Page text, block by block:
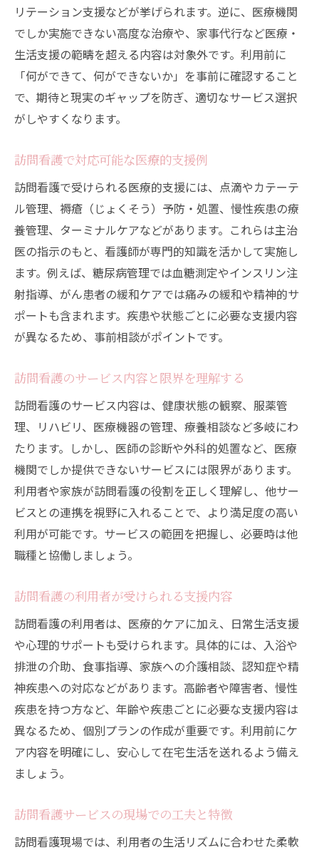
リテーション支援などが挙げられます。逆に、医療機関
でしか実施できない高度な治療や、家事代行など医療・
生活支援の範疇を超える内容は対象外です。利用前に
「何ができて、何ができないか」を事前に確認すること
で、期待と現実のギャップを防ぎ、適切なサービス選択
がしやすくなります。
訪問看護で対応可能な医療的支援例
訪問看護で受けられる医療的支援には、点滴やカテーテ
ル管理、褥瘡（じょくそう）予防・処置、慢性疾患の療
養管理、ターミナルケアなどがあります。これらは主治
医の指示のもと、看護師が専門的知識を活かして実施し
ます。例えば、糖尿病管理では血糖測定やインスリン注
射指導、がん患者の緩和ケアでは痛みの緩和や精神的サ
ポートも含まれます。疾患や状態ごとに必要な支援内容
が異なるため、事前相談がポイントです。
訪問看護のサービス内容と限界を理解する
訪問看護のサービス内容は、健康状態の観察、服薬管
理、リハビリ、医療機器の管理、療養相談など多岐にわ
たります。しかし、医師の診断や外科的処置など、医療
機関でしか提供できないサービスには限界があります。
利用者や家族が訪問看護の役割を正しく理解し、他サー
ビスとの連携を視野に入れることで、より満足度の高い
利用が可能です。サービスの範囲を把握し、必要時は他
職種と協働しましょう。
訪問看護の利用者が受けられる支援内容
訪問看護の利用者は、医療的ケアに加え、日常生活支援
や心理的サポートも受けられます。具体的には、入浴や
排泄の介助、食事指導、家族への介護相談、認知症や精
神疾患への対応などがあります。高齢者や障害者、慢性
疾患を持つ方など、年齢や疾患ごとに必要な支援内容は
異なるため、個別プランの作成が重要です。利用前にケ
ア内容を明確にし、安心して在宅生活を送れるよう備え
ましょう。
訪問看護サービスの現場での工夫と特徴
訪問看護現場では、利用者の生活リズムに合わせた柔軟